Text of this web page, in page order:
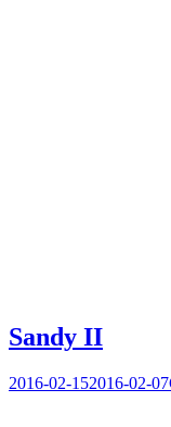
Sandy II
Posted
2016-02-152016-02-07